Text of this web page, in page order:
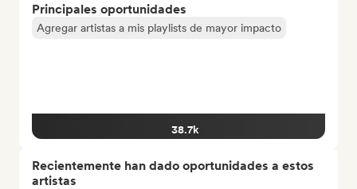
Principales oportunidades
Agregar artistas a mis playlists de mayor impacto
38.7k
Recientemente han dado oportunidades a estos
artistas